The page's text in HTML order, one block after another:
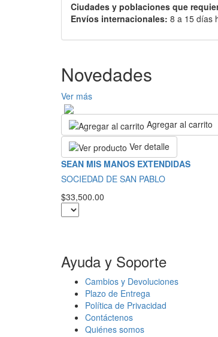
Ciudades y poblaciones que
Envíos internacionales: 8 a 15 días
Novedades
Ver más
Agregar al carrito
Ver detalle
SEAN MIS MANOS EXTENDIDAS
SOCIEDAD DE SAN PABLO
$33,500.00
Ayuda y Soporte
Cambios y Devoluciones
Plazo de Entrega
Política de Privacidad
Contáctenos
Quiénes somos